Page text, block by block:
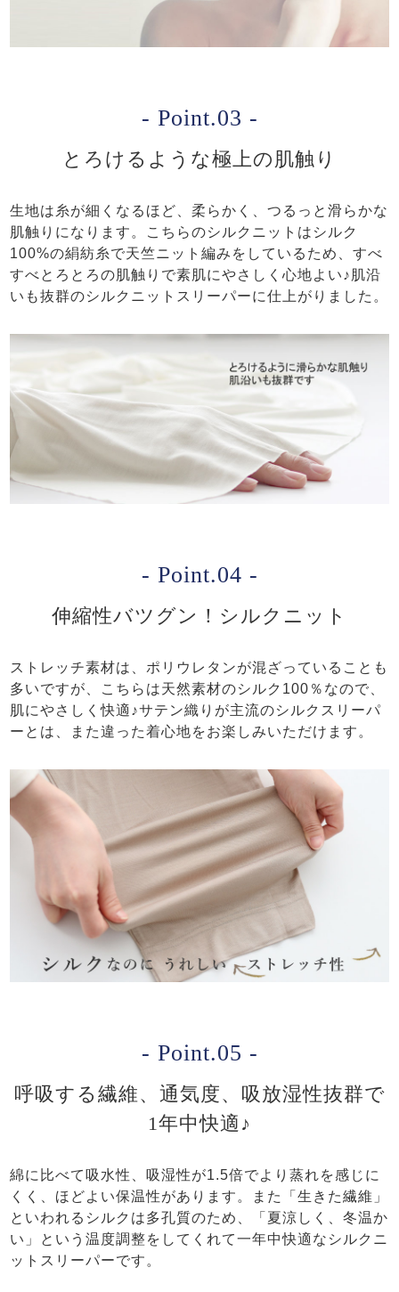
- Point.03 -
とろけるような極上の肌触り
生地は糸が細くなるほど、柔らかく、つるっと滑らかな
肌触りになります。こちらのシルクニットはシルク
100%の絹紡糸で天竺ニット編みをしているため、すべ
すべとろとろの肌触りで素肌にやさしく心地よい♪肌沿
いも抜群のシルクニットスリーパーに仕上がりました。
- Point.04 -
伸縮性バツグン！シルクニット
ストレッチ素材は、ポリウレタンが混ざっていることも
多いですが、こちらは天然素材のシルク100％なので、
肌にやさしく快適♪サテン織りが主流のシルクスリーパ
ーとは、また違った着心地をお楽しみいただけます。
- Point.05 -
呼吸する繊維、通気度、吸放湿性抜群で
1年中快適♪
綿に比べて吸水性、吸湿性が1.5倍でより蒸れを感じに
くく、ほどよい保温性があります。また「生きた繊維」
といわれるシルクは多孔質のため、「夏涼しく、冬温か
い」という温度調整をしてくれて一年中快適なシルクニ
ットスリーパーです。